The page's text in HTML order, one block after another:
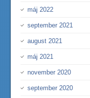
máj 2022
september 2021
august 2021
máj 2021
november 2020
september 2020